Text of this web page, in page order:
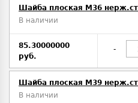
Шайба плоская М36
В наличии
85.30000000
руб.
-
Шайба плоская М39
В наличии